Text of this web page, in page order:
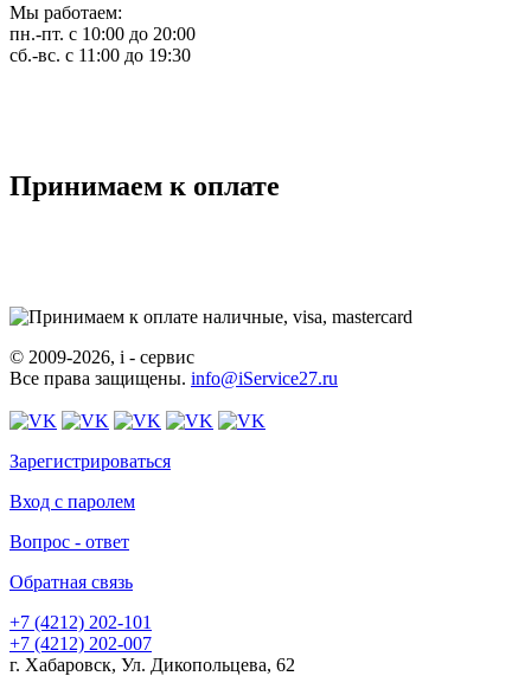
Мы работаем:
пн.-пт. с 10:00 до 20:00
сб.-вс. с 11:00 до 19:30
Принимаем к оплате
© 2009-2026, i - сервис
Все права защищены. info@iService27.ru
Зарегистрироваться
Вход с паролем
Вопрос - ответ
Обратная связь
+7 (4212) 202-101
+7 (4212) 202-007
г. Хабаровск, Ул. Дикопольцева, 62